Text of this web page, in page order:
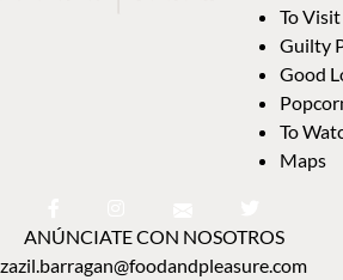
To Visit
Guilty
Good
To
Maps
ANÚNCIATE CON NOSOTROS
zazil.barragan@foodandpleasure.com